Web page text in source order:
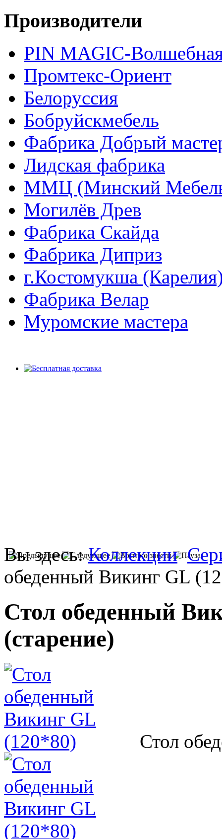
Производители
PIN MAGIС-
Промтекс-Ориент
Белоруссия
Бобруйскмебель
Фабрика Добрый
Лидская фабрика
ММЦ (Минский
Могилёв Древ
Фабрика Скайда
Фабрика Диприз
г.Костомукша
Фабрика Велар
Муромские мастера
Вы здесь:Коллекции
обеденный Викинг GL
Стол обеденный
(старение)
Стол